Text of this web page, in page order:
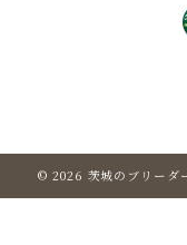
© 2026 茨城のブリー